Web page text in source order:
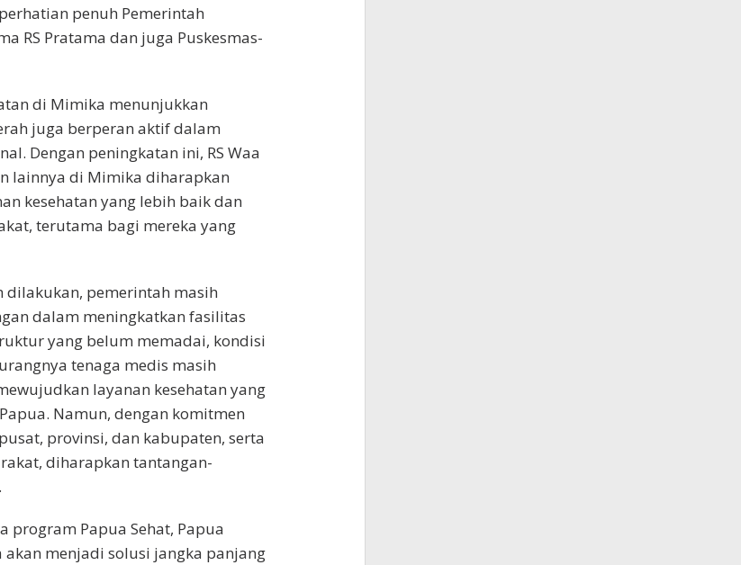
penuh Pemerintah
RS Pratama dan juga Puskesmas-
di Mimika menunjukkan
juga berperan aktif dalam
Dengan peningkatan ini, RS Waa
lainnya di Mimika diharapkan
kesehatan yang lebih baik dan
terutama bagi mereka yang
dilakukan, pemerintah masih
dalam meningkatkan fasilitas
yang belum memadai, kondisi
tenaga medis masih
layanan kesehatan yang
Namun, dengan komitmen
provinsi, dan kabupaten, serta
diharapkan tantangan-
program Papua Sehat, Papua
akan menjadi solusi jangka panjang